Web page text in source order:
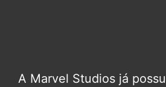
A Marvel Studios já